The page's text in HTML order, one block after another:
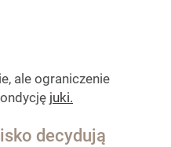
ale ograniczenie
juki.
decydują